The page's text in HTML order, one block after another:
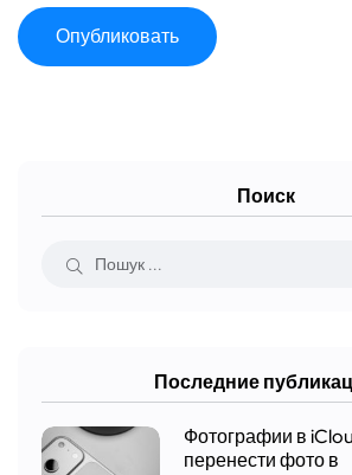
Поиск
Последние
Фотографии в
перенести фото в